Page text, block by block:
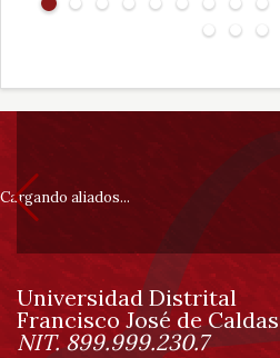
Información
pie
de
página
Cargando aliados...
Información
Universidad Distrital
Francisco José de Caldas
NIT. 899.999.230.7